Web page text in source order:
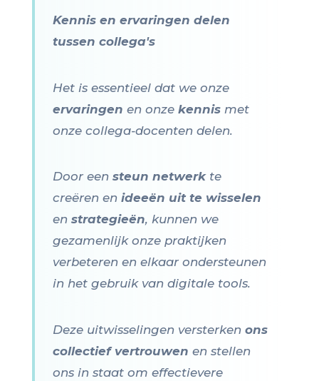
Kennis en ervaringen delen
tussen collega's
Het is essentieel dat we onze
ervaringen en onze kennismet
onze collega-docenten delen.
Door een steun netwerkte
creëren en ideeën uit te wisselen
en strategieën, kunnen we
gezamenlijk onze praktijken
verbeteren en elkaar ondersteunen
in het gebruik van digitale tools.
Deze uitwisselingen versterken ons
collectief vertrouwen en stellen
ons in staat om effectievere